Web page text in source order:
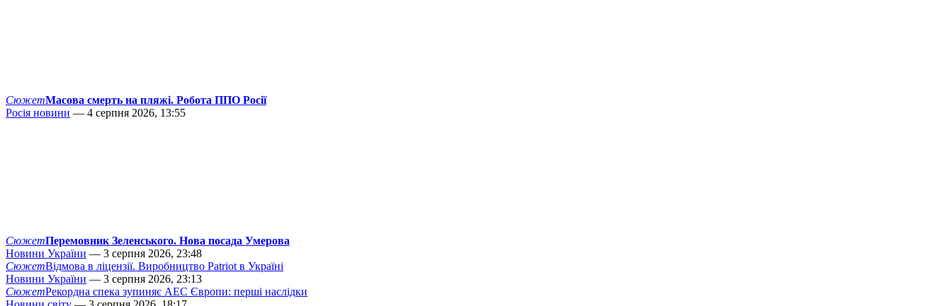
СюжетМасова смерть на пляжі. Робота ППО Росії
Росія новини — 4 серпня 2026, 13:55
СюжетПеремовник Зеленського. Нова посада Умерова
Новини України — 3 серпня 2026, 23:48
СюжетВідмова в ліцензії. Виробництво Patriot в Україні
Новини України — 3 серпня 2026, 23:13
СюжетРекордна спека зупиняє АЕС Європи: перші наслідки